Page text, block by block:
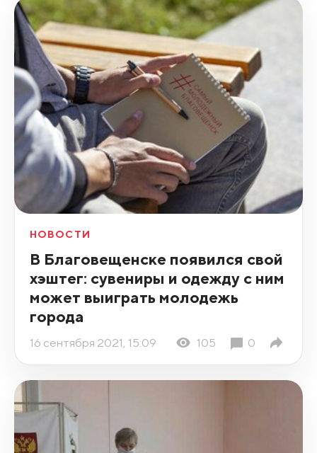
НОВОСТИ
В Благовещенске появился свой
хэштег: сувениры и одежду с ним
может выиграть молодежь
города
16 сентября 2021, 15:09 105 0